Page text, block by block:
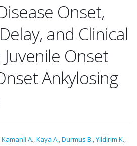
Onset,
and Clinical
Onset
Ankylosing
,Kamanli A.,Kaya A.,Durmus B.,Yildirim K.,